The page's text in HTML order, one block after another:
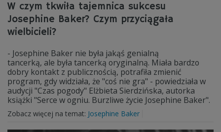
W czym tkwiła tajemnica sukcesu
Josephine Baker? Czym przyciągała
wielbicieli?
- Josephine Baker nie była jakąś genialną
tancerką, ale była tancerką oryginalną. Miała bardzo
dobry kontakt z publicznością, potrafiła zmienić
program, gdy widziała, że "coś nie gra" - powiedziała w
audycji "Czas pogody" Elżbieta Sierdzińska, autorka
książki "Serce w ogniu. Burzliwe życie Josephine Baker".
Zobacz więcej na temat: Josephine Baker